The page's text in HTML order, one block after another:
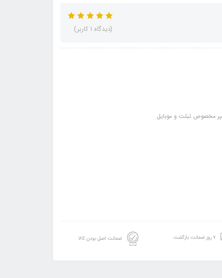
(دیدگاه 1 کاربر)
۷ روز ضمانت بازگشت ضمانت اصل بودن کالا